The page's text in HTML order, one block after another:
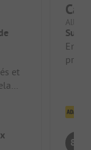
et
8.5